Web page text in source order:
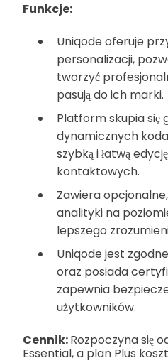
Funkcje:
Uniqode oferuje
personalizacji,
tworzyć
pasują do ich marki.
Platform skupia się
dynamicznych
szybką i łatwą
kontaktowych.
Zawiera
analityki na
lepszego
Uniqode jest zgodne
oraz posiada
zapewnia
użytkowników.
Cennik:Rozpoczyna się
Essential, a plan Plus